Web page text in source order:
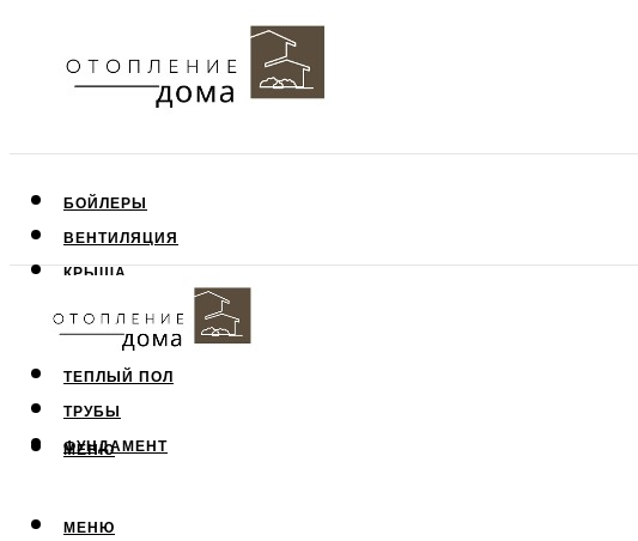
БОЙЛЕРЫ
ВЕНТИЛЯЦИЯ
КРЫША
СТЕНЫ
ТЕПЛЫЙ ПОЛ
ТРУБЫ
ФУНДАМЕНТ
МЕНЮ
МЕНЮ